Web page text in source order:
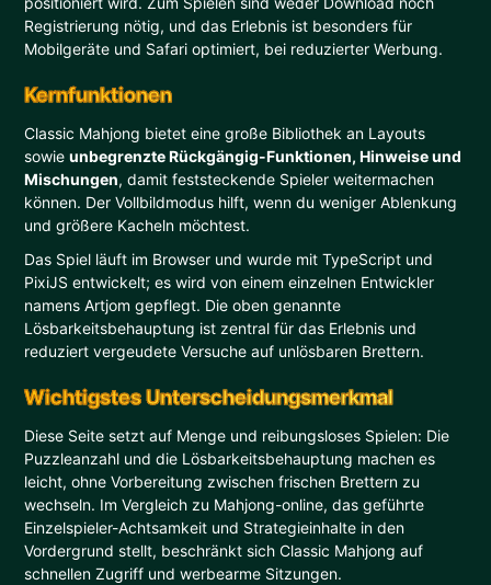
Registrierung nötig, und das Erlebnis ist besonders für
Mobilgeräte und Safari optimiert, bei reduzierter Werbung.
Kernfunktionen
Classic Mahjong bietet eine große Bibliothek an Layouts
sowieunbegrenzte Rückgängig-Funktionen, Hinweise und
Mischungen, damit feststeckende Spieler weitermachen
können. Der Vollbildmodus hilft, wenn du weniger Ablenkung
und größere Kacheln möchtest.
Das Spiel läuft im Browser und wurde mit TypeScript und
PixiJS entwickelt; es wird von einem einzelnen Entwickler
namens Artjom gepflegt. Die oben genannte
Lösbarkeitsbehauptung ist zentral für das Erlebnis und
reduziert vergeudete Versuche auf unlösbaren Brettern.
Wichtigstes Unterscheidungsmerkmal
Diese Seite setzt auf Menge und reibungsloses Spielen: Die
Puzzleanzahl und die Lösbarkeitsbehauptung machen es
leicht, ohne Vorbereitung zwischen frischen Brettern zu
wechseln. Im Vergleich zu Mahjong-online, das geführte
Einzelspieler-Achtsamkeit und Strategieinhalte in den
Vordergrund stellt, beschränkt sich Classic Mahjong auf
schnellen Zugriff und werbearme Sitzungen.